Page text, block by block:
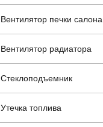
Вентилятор печки салона
Вентилятор радиатора
Стеклоподъемник
Утечка топлива